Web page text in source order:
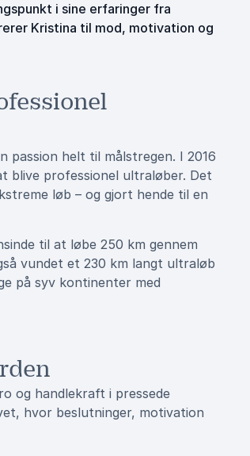
i sine erfaringer fra
Kristina til mod, motivation og
passion helt til målstregen. I 2016
blive professionel ultraløber. Det
løb – og gjort hende til en
til at løbe 250 km gennem
vundet et 230 km langt ultraløb
på syv kontinenter med
og handlekraft i pressede
hvor beslutninger, motivation